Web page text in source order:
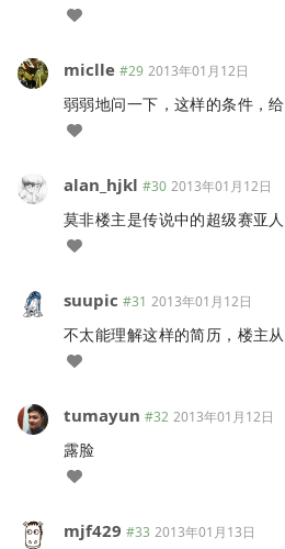
miclle #29 2013年01月12日
弱弱地问一下，这样的条件，
alan_hjkl #30 2013年01月12日
莫非楼主是传说中的超级赛亚人
suupic #31 2013年01月12日
不太能理解这样的简历，楼主
tumayun #32 2013年01月12日
露脸
mjf429 #33 2013年01月13日